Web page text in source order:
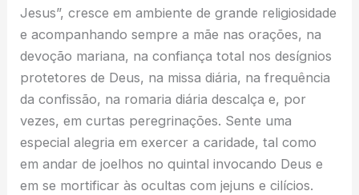
Jesus”, cresce em ambiente de grande religiosidade
e acompanhando sempre a mãe nas orações, na
devoção mariana, na confiança total nos desígnios
protetores de Deus, na missa diária, na frequência
da confissão, na romaria diária descalça e, por
vezes, em curtas peregrinações. Sente uma
especial alegria em exercer a caridade, tal como
em andar de joelhos no quintal invocando Deus e
em se mortificar às ocultas com jejuns e cilícios.